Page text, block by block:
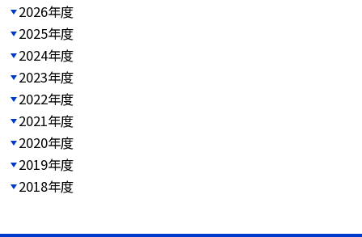
2026年度
2025年度
2024年度
2023年度
2022年度
2021年度
2020年度
2019年度
2018年度